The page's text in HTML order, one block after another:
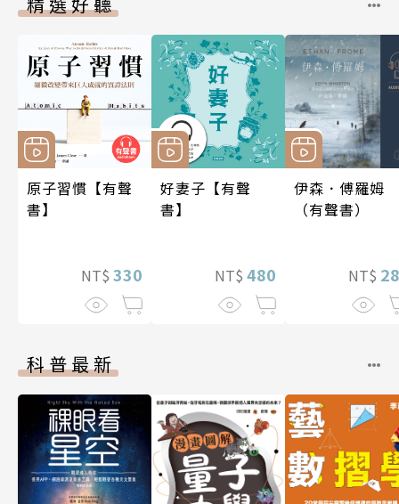
原子習慣【有聲
書】
NT$ 330
好妻子【有聲
書】
NT$ 480
伊森．傅羅姆
（有聲書）
NT$
科普最新